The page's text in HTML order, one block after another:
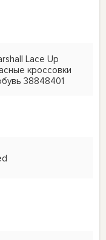
Lace Up
кроссовки
38848401